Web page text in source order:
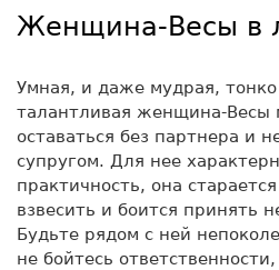
Женщина-Весы в
Умная, и даже мудрая,
талантливая женщина-Весы
оставаться без партнера и
супругом. Для нее
практичность, она
взвесить и боится принять
Будьте рядом с ней
не бойтесь